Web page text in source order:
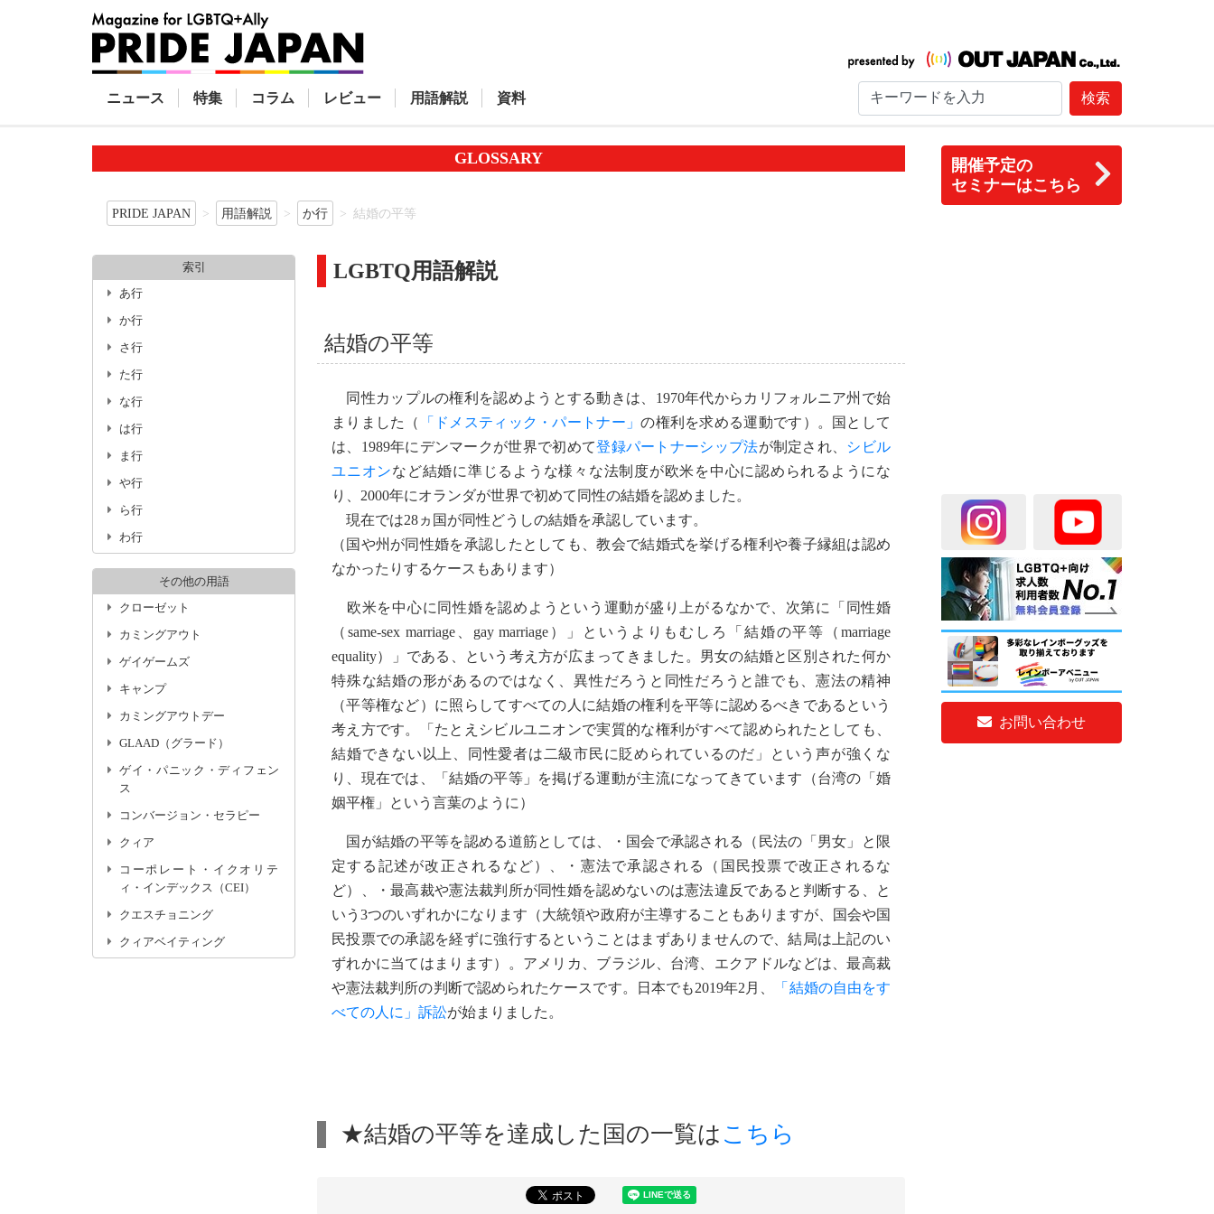
ニュース 特集 コラム レビュー 用語解説 資料 検索
開催予定の
セミナーはこちら
お問い合わせ
GLOSSARY
PRIDE JAPAN 用語解説 か行 結婚の平等
LGBTQ用語解説
結婚の平等
同性カップルの権利を認めようとする動きは、1970年代からカリフォルニア州で始
まりました（
「ドメスティック・パートナー」の権利を求める運動です）。国として
は、1989年にデンマークが世界で初めて登録パートナーシップ法が制定され、 シビル
ユニオンなど結婚に準じるような様々な法制度が欧米を中心に認められるようにな
り、2000年にオランダが世界で初めて同性の結婚を認めました。
現在では28ヵ国が同性どうしの結婚を承認しています。
（国や州が同性婚を承認したとしても、教会で結婚式を挙げる権利や養子縁組は認め
なかったりするケースもあります）
欧米を中心に同性婚を認めようという運動が盛り上がるなかで、次第に「同性婚
（same-sex marriage、gay marriage）」というよりもむしろ「結婚の平等（marriage
equality）」である、という考え方が広まってきました。男女の結婚と区別された何か
特殊な結婚の形があるのではなく、異性だろうと同性だろうと誰でも、憲法の精神
（平等権など）に照らしてすべての人に結婚の権利を平等に認めるべきであるという
考え方です。「たとえシビルユニオンで実質的な権利がすべて認められたとしても、
結婚できない以上、同性愛者は二級市民に貶められているのだ」という声が強くな
り、現在では、「結婚の平等」を掲げる運動が主流になってきています（台湾の「婚
姻平権」という言葉のように）
国が結婚の平等を認める道筋としては、・国会で承認される（民法の「男女」と限
定する記述が改正されるなど）、・憲法で承認される（国民投票で改正されるな
ど）、・最高裁や憲法裁判所が同性婚を認めないのは憲法違反であると判断する、と
いう3つのいずれかになります（大統領や政府が主導することもありますが、国会や国
民投票での承認を経ずに強行するということはまずありませんので、結局は上記のい
ずれかに当てはまります）。アメリカ、ブラジル、台湾、エクアドルなどは、最高裁
や憲法裁判所の判断で認められたケースです。日本でも2019年2月、
「結婚の自由をす
べての人に」訴訟が始まりました。
★結婚の平等を達成した国の一覧は こちら
索引
あ行
か行
さ行
た行
な行
は行
ま行
や行
ら行
わ行
その他の用語
クローゼット
カミングアウト
ゲイゲームズ
キャンプ
カミングアウトデー
GLAAD（グラード）
ゲイ・パニック・ディフェン
ス
コンバージョン・セラピー
クィア
コーポレート・イクオリテ
ィ・インデックス（CEI）
クエスチョニング
クィアベイティング